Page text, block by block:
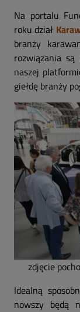
Na portalu
roku dział
branży
rozwiązania są
naszej
giełdę branży
zdjęcie
Idealną
nowszy będą